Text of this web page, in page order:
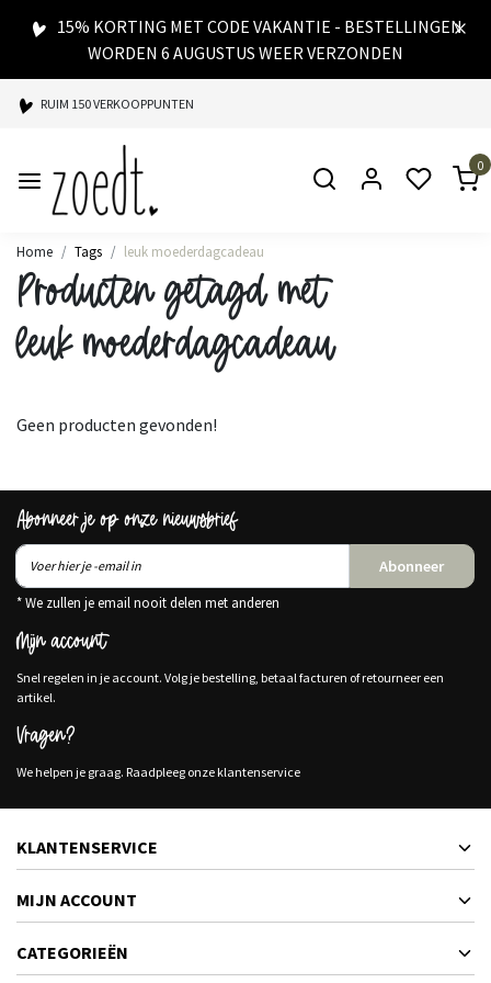
15% KORTING MET CODE VAKANTIE - BESTELLINGEN
WORDEN 6 AUGUSTUS WEER VERZONDEN
RUIM 150 VERKOOPPUNTEN
SPAARPUNTEN BIJ ELKE AANKOOP
SNELLE LEVERING
0
Home Tags leuk moederdagcadeau
Producten getagd met
leuk moederdagcadeau
Geen producten gevonden!
Abonneer je op onze nieuwsbrief
Abonneer
* We zullen je email nooit delen met anderen
Mijn account
Snel regelen in je account. Volg je bestelling, betaal facturen of retourneer een
artikel.
Vragen?
We helpen je graag. Raadpleeg onze klantenservice
KLANTENSERVICE
MIJN ACCOUNT
CATEGORIEËN